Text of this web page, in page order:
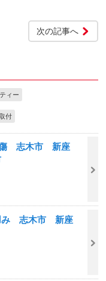
次の記事へ
ィー
付
志木市 新座
志木市 新座